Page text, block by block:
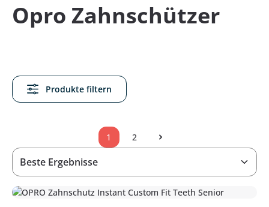
Opro Zahnschützer
Produkte filtern
Seite
1 Seite
2